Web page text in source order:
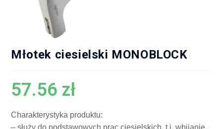
Młotek ciesielski MONOBLOCK
57.56 zł
Charakterystyka produktu: